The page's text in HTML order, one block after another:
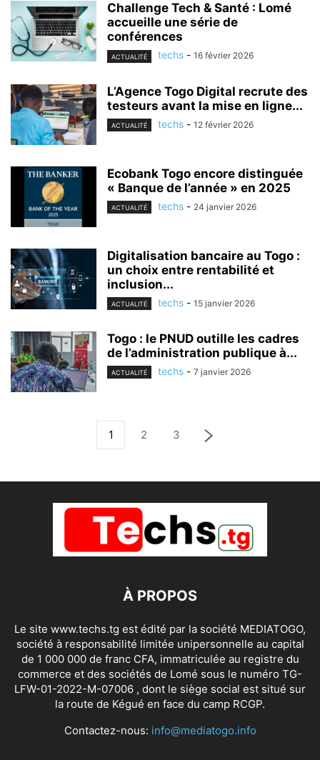
Challenge Tech & Santé : Lomé
accueille une série de
conférences
ACTUALITÉ techs - 16 février 2026
L’Agence Togo Digital recrute des
testeurs avant la mise en ligne...
ACTUALITÉ techs - 12 février 2026
Ecobank Togo encore distinguée
« Banque de l’année » en 2025
ACTUALITÉ techs - 24 janvier 2026
Digitalisation bancaire au Togo :
un choix entre rentabilité et
inclusion...
ACTUALITÉ techs - 15 janvier 2026
Togo : le PNUD outille les cadres
de l’administration publique à...
ACTUALITÉ techs - 7 janvier 2026
1 2 3
À PROPOS
Le site www.techs.tg est édité par la société MEDIATOGO,
société à responsabilité limitée unipersonnelle au capital
de 1 000 000 de franc CFA, immatriculée au registre du
commerce et des sociétés de Lomé sous le numéro TG-
LFW-01-2022-M-07006 , dont le siège social est situé sur
la route de Kégué en face du camp RCGP.
Contactez-nous: info@mediatogo.info